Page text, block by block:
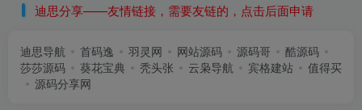
迪思分享——友情链接，需要友链的，点击后面申请
迪思导航 首码逸 羽灵网 网站源码 源码哥
酷源码
莎莎源码
葵花宝典 秃头张 云枭导航 宾格建站
值得买
源码分享网